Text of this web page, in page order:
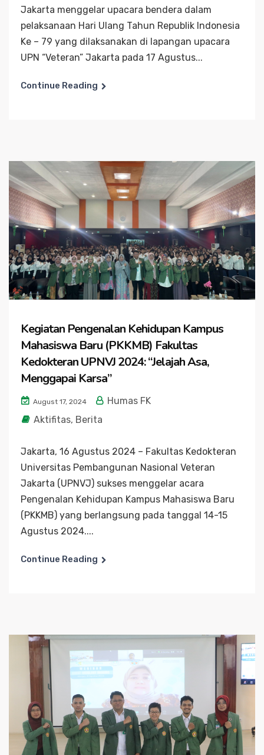
Jakarta menggelar upacara bendera dalam
pelaksanaan Hari Ulang Tahun Republik Indonesia
Ke – 79 yang dilaksanakan di lapangan upacara
UPN “Veteran” Jakarta pada 17 Agustus...
Continue Reading
Kegiatan Pengenalan Kehidupan Kampus
Mahasiswa Baru (PKKMB) Fakultas
Kedokteran UPNVJ 2024: “Jelajah Asa,
Menggapai Karsa”
August 17, 2024
Humas FK
Aktifitas, Berita
Jakarta, 16 Agustus 2024 – Fakultas Kedokteran
Universitas Pembangunan Nasional Veteran
Jakarta (UPNVJ) sukses menggelar acara
Pengenalan Kehidupan Kampus Mahasiswa Baru
(PKKMB) yang berlangsung pada tanggal 14-15
Agustus 2024....
Continue Reading